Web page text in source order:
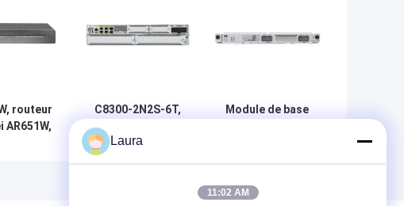
routeur
AR651W,
C8300-2N2S-6T,
routeur Cisco
C8300, 6x1GE/2
Module de base
Laura
11:02 AM